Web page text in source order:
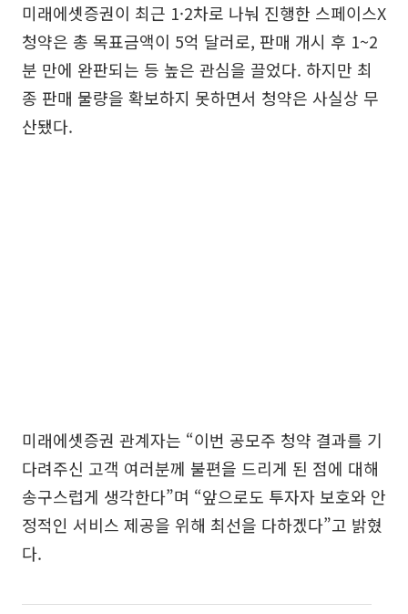
미래에셋증권이 최근 1·2차로 나눠 진행한 스페이스X
청약은 총 목표금액이 5억 달러로, 판매 개시 후 1~2
분 만에 완판되는 등 높은 관심을 끌었다. 하지만 최
종 판매 물량을 확보하지 못하면서 청약은 사실상 무
산됐다.
미래에셋증권 관계자는 “이번 공모주 청약 결과를 기
다려주신 고객 여러분께 불편을 드리게 된 점에 대해
송구스럽게 생각한다”며 “앞으로도 투자자 보호와 안
정적인 서비스 제공을 위해 최선을 다하겠다”고 밝혔
다.